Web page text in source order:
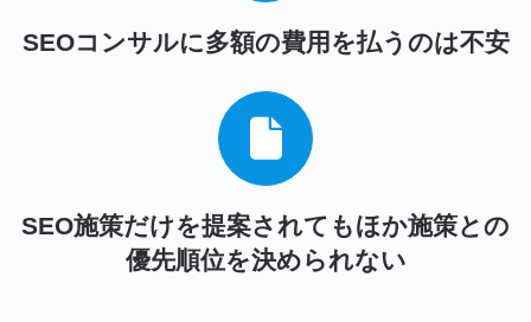
SEOコンサルに多額の費用を払うのは不安
SEO施策だけを提案されてもほか施策との
優先順位を決められない